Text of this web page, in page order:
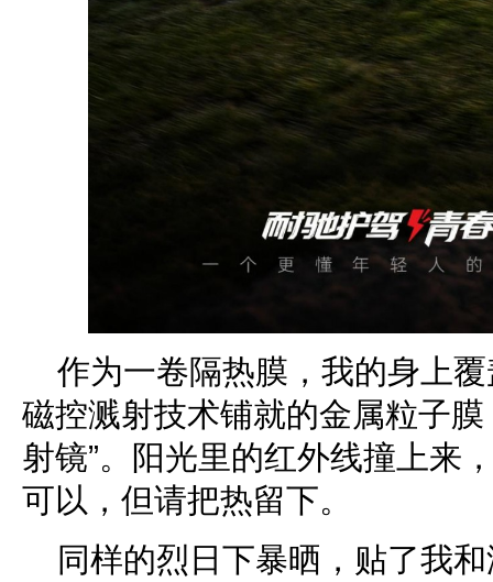
作为一卷隔热膜，我的身上
磁控溅射技术铺就的金属粒子
射镜”。阳光里的红外线撞上来
可以，但请把热留下。
同样的烈日下暴晒，贴了我